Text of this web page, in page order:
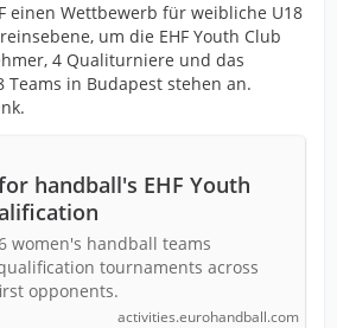
einen Wettbewerb für weibliche U18
um die EHF Youth Club
4 Qualiturniere und das
in Budapest stehen an.
handball's EHF Youth
women's handball teams
tournaments across
opponents.
activities.eurohandball.com